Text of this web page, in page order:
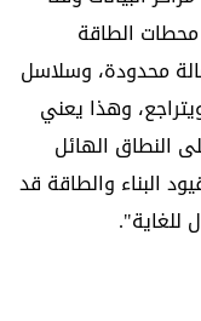
محطات الطاقة
محدودة، وسلاسل
وهذا يعني
النطاق الهائل
البناء والطاقة قد
للغاية".